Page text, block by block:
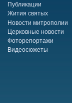
Публикации
Жития святых
Новости митрополии
Церковные новости
Фоторепортажи
Видеосюжеты